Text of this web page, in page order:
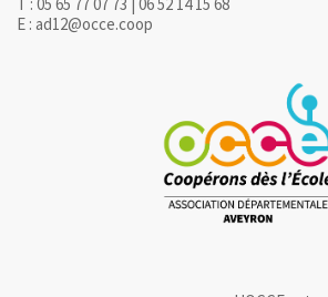
E : ad12@occe.coop